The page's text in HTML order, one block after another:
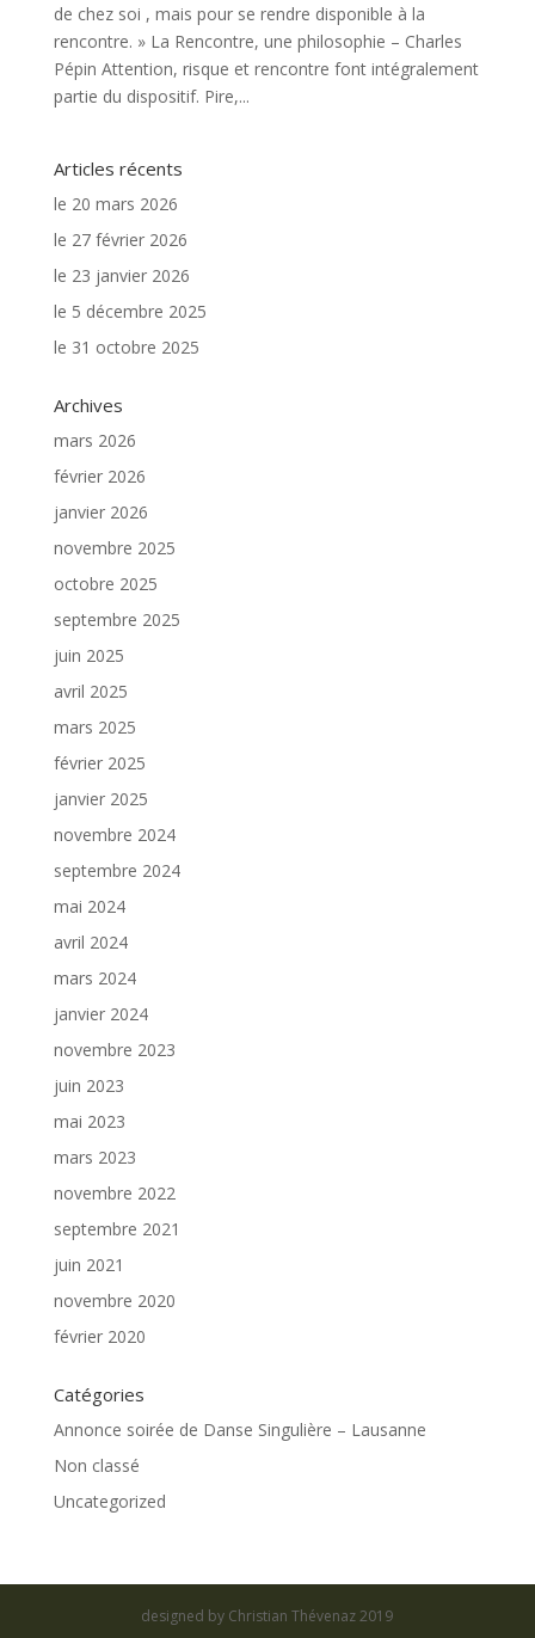
de chez soi , mais pour se rendre disponible à la
rencontre. » La Rencontre, une philosophie – Charles
Pépin Attention, risque et rencontre font intégralement
partie du dispositif. Pire,...
Articles récents
le 20 mars 2026
le 27 février 2026
le 23 janvier 2026
le 5 décembre 2025
le 31 octobre 2025
Archives
mars 2026
février 2026
janvier 2026
novembre 2025
octobre 2025
septembre 2025
juin 2025
avril 2025
mars 2025
février 2025
janvier 2025
novembre 2024
septembre 2024
mai 2024
avril 2024
mars 2024
janvier 2024
novembre 2023
juin 2023
mai 2023
mars 2023
novembre 2022
septembre 2021
juin 2021
novembre 2020
février 2020
Catégories
Annonce soirée de Danse Singulière – Lausanne
Non classé
Uncategorized
designed by Christian Thévenaz 2019